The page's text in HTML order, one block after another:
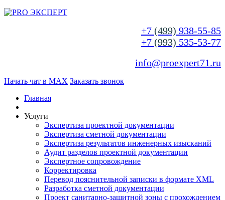
+7 (499) 938-55-85
+7 (993) 535-53-77
info@proexpert71.ru
Начать чат в MAX Заказать звонок
Главная
Услуги
Экспертиза проектной документации
Экспертиза сметной документации
Экспертиза результатов инженерных изысканий
Аудит разделов проектной документации
Экспертное сопровождение
Корректировка
Перевод пояснительной записки в формате XML
Разработка сметной документации
Проект санитарно-защитной зоны с прохождением